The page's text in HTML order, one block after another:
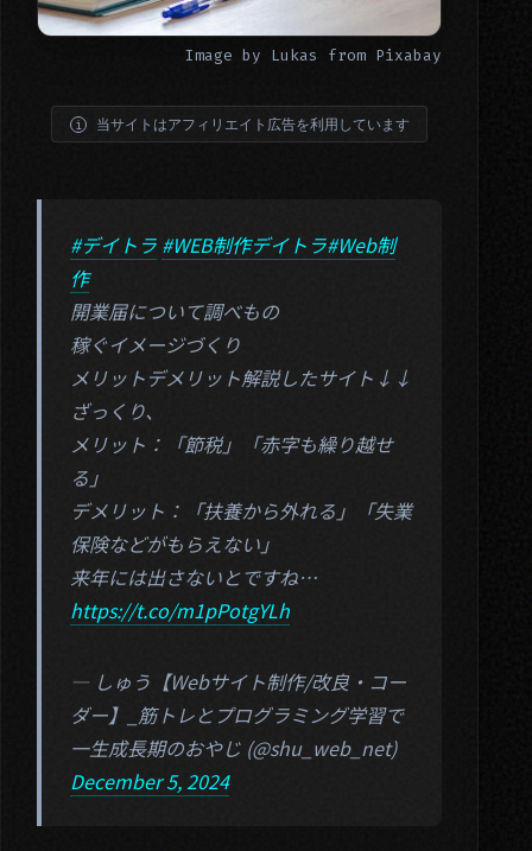
Image by Lukas from Pixabay
当サイトはアフィリエイト広告を利用しています
#デイトラ #WEB制作デイトラ#Web制
作
開業届について調べもの
稼ぐイメージづくり
メリットデメリット解説したサイト↓↓
ざっくり、
メリット：「節税」「赤字も繰り越せ
る」
デメリット：「扶養から外れる」「失業
保険などがもらえない」
来年には出さないとですね…
https://t.co/m1pPotgYLh
— しゅう【Webサイト制作/改良・コー
ダー】_筋トレとプログラミング学習で
一生成長期のおやじ (@shu_web_net)
December 5, 2024